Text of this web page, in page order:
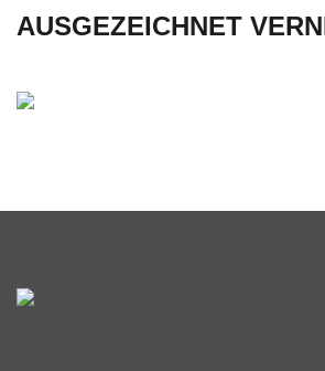
U
L
AUSGEZEICHNET